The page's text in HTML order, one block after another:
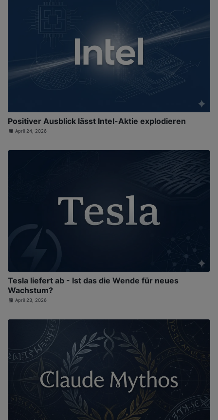
Positiver Ausblick lässt Intel-Aktie explodieren
April 24, 2026
Tesla liefert ab - Ist das die Wende für neues
Wachstum?
April 23, 2026